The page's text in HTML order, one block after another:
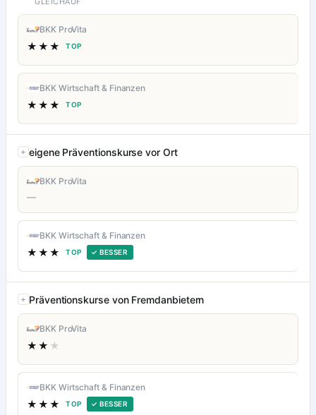
BKK ProVita
★★★ TOP
BKK Wirtschaft & Finanzen
★★★ TOP
eigene Präventionskurse vor Ort
BKK ProVita
—
BKK Wirtschaft & Finanzen
★★★ TOP ✓ BESSER
Präventionskurse von Fremdanbietern
BKK ProVita
★★ ★
BKK Wirtschaft & Finanzen
★★★ TOP ✓ BESSER